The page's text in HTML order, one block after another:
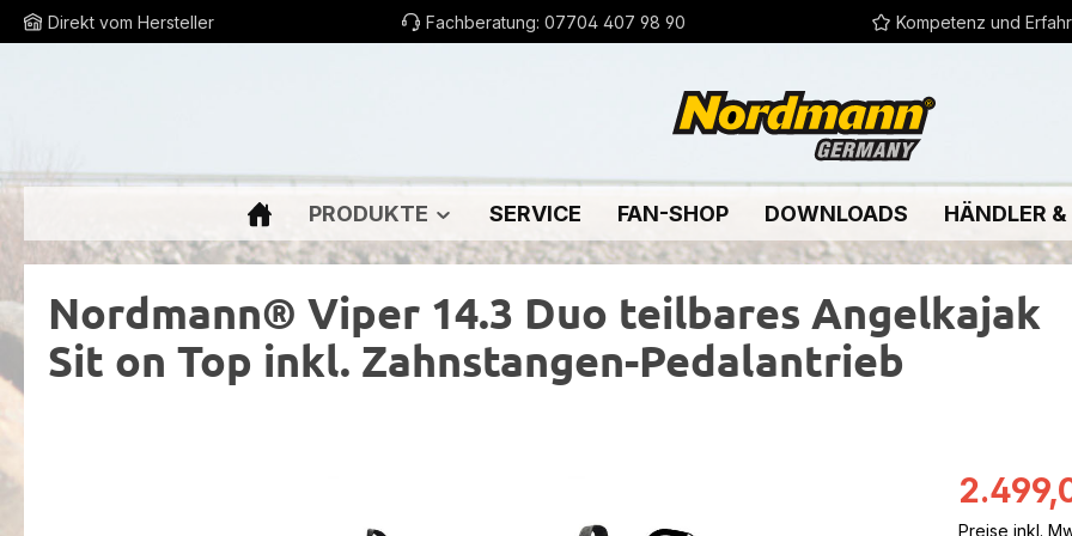
Hauptinhalt springen
Zur Suche springen
Zur Hauptnavigation springen
Direkt vom Hersteller Fachberatung: 07704 407 98 90 Kompetenz und
PRODUKTE SERVICE FAN-SHOP DOWNLOADS HÄNDLER
Nordmann® Viper 14.3 Duo teilbares Angelkajak
Sit on Top inkl. Zahnstangen-Pedalantrieb
Preise inkl.